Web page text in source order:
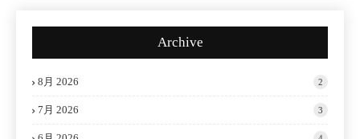
Archive
8月 2026 2
7月 2026 3